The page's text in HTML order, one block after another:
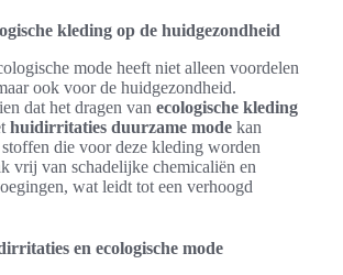
kleding op de huidgezondheid
mode heeft niet alleen voordelen
ook voor de huidgezondheid.
dat het dragen van ecologische kleding
huidirritaties duurzame mode kan
die voor deze kleding worden
vrij van schadelijke chemicaliën en
wat leidt tot een verhoogd
en ecologische mode